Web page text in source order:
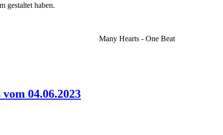
gestaltet haben.
Many Hearts - One Beat
04.06.2023